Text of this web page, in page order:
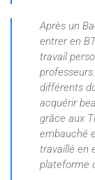
Après un
entrer en
travail
différents
acquérir
grâce aux
embauché
travaillé en
plateforme